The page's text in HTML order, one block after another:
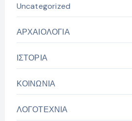
Uncategorized
ΑΡΧΑΙΟΛΟΓΙΑ
ΙΣΤΟΡΙΑ
ΚΟΙΝΩΝΙΑ
ΛΟΓΟΤΕΧΝΙΑ